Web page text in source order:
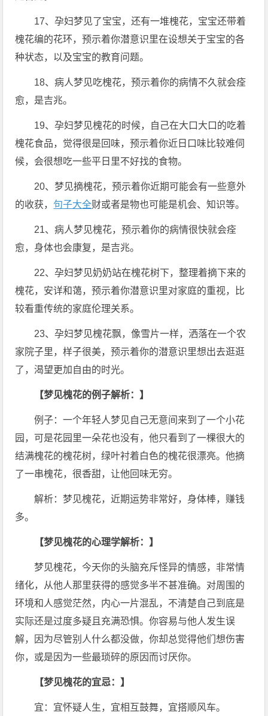
17、孕妇梦见了宝宝，还有一堆槐花，宝宝还带着
槐花编的花环，预示着你潜意识里在设想关于宝宝的各
种状态，以及宝宝的教育问题。
18、病人梦见吃槐花，预示着你的病情不久就会痊
愈，是吉兆。
19、孕妇梦见槐花的时候，自己在大口大口的吃着
槐花食品，觉得很是回味，预示着你近日口味比较难伺
候，会很想吃一些平日里不好找的食物。
20、梦见摘槐花，预示着你近期可能会有一些意外
的收获， 句子大全财或者是物也可能是机会、知识等。
21、病人梦见槐花，预示着你的病情很快就会痊
愈，身体也会康复，是吉兆。
22、孕妇梦见奶奶站在槐花树下，整理着摘下来的
槐花，安详和蔼，预示着你潜意识里对家庭的重视，比
较看重传统的家庭伦理关系。
23、孕妇梦见槐花飘，像雪片一样，洒落在一个农
家院子里，样子很美，预示着你的潜意识里想出去逛逛
了，渴望更加自由的时光。
【梦见槐花的例子解析：】
例子：一个年轻人梦见自己无意间来到了一个小花
园，可是花园里一朵花也没有，他只看到了一棵很大的
结满槐花的槐花树，绿叶衬着白色的槐花很漂亮。他摘
了一串槐花，很香甜，让他回味无穷。
解析：梦见槐花，近期运势非常好，身体棒，赚钱
多。
【梦见槐花的心理学解析：】
梦见槐花，今天你的头脑充斥怪异的情感，非常情
绪化，从他人那里获得的感觉多半不甚准确。对周围的
环境和人感觉茫然，内心一片混乱，不清楚自己到底是
实际还是过度多疑且充满恐惧。你容易与他人发生误
解，因为尽管别人什么都没做，你却总觉得他们想伤害
你，或是因为一些最琐碎的原因而讨厌你。
【梦见槐花的宜忌：】
宜：宜怀疑人生，宜相互鼓舞，宜搭顺风车。